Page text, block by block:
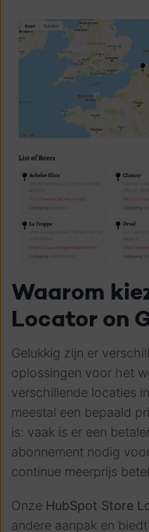
Waarom
Locator on
Gelukkig zijn er
oplossingen voor het
verschillende locaties
meestal een bepaald
is: vaak is er een
abonnement nodig
continue meerprijs
Onze HubSpot Store
andere aanpak en